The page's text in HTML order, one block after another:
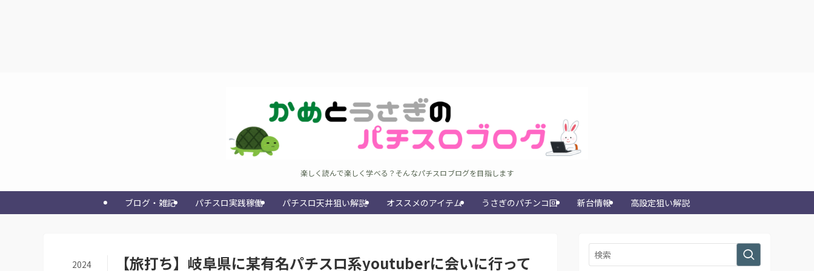
楽しく読んで楽しく学べる？そんなパチスロブログを目指します
ブログ・雑記 パチスロ実践稼働 パチスロ天井狙い解説 オススメのアイテム うさぎのパチンコ回 新台情報 高設定狙い解説
【旅打ち】岐阜県に某有名パチスロ系youtuberに会いに行って
2024